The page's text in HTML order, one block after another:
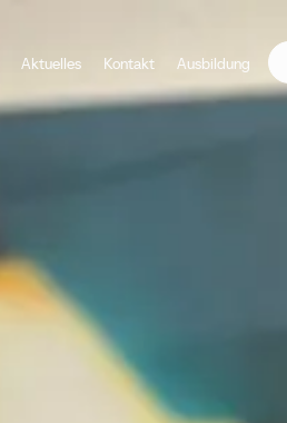
Aktuelles Kontakt Ausbildung